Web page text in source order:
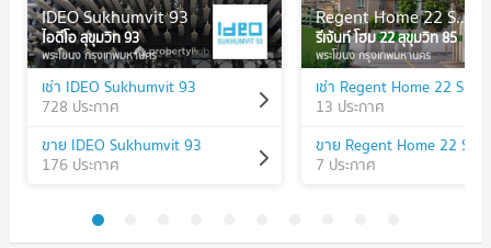
IDEO Sukhumvit 93
ไอดีโอ สุขุมวิท 93
พระโขนง กรุงเทพมหานคร
เช่า IDEO Sukhumvit 93
728 ประกาศ
ขาย IDEO Sukhumvit 93
176 ประกาศ
Regent Home 22 Sukhumvit 85
รีเจ้นท์ โฮม 22 สุขุมวิท 85
พระโขนง กรุงเทพมหานคร
13 ประกาศ
7 ประกาศ